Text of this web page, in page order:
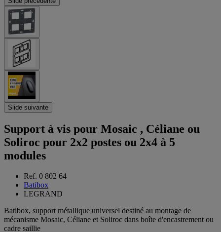
Slide suivante
Support à vis pour Mosaic , Céliane ou
Soliroc pour 2x2 postes ou 2x4 à 5
modules
Ref. 0 802 64
Batibox
LEGRAND
Batibox, support métallique universel destiné au montage de
mécanisme Mosaic, Céliane et Soliroc dans boîte d'encastrement ou
cadre saillie